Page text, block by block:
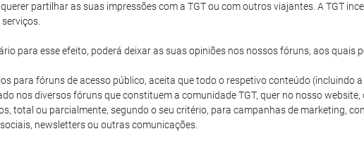
partilhar as suas impressões com a TGT ou com outros viajantes. A TGT
para esse efeito, poderá deixar as suas opiniões nos nossos fóruns, aos quais
para fóruns de acesso público, aceita que todo o respetivo conteúdo (incluindo
nos diversos fóruns que constituem a comunidade TGT, quer no nosso
total ou parcialmente, segundo o seu critério, para campanhas de marketing,
newsletters ou outras comunicações.